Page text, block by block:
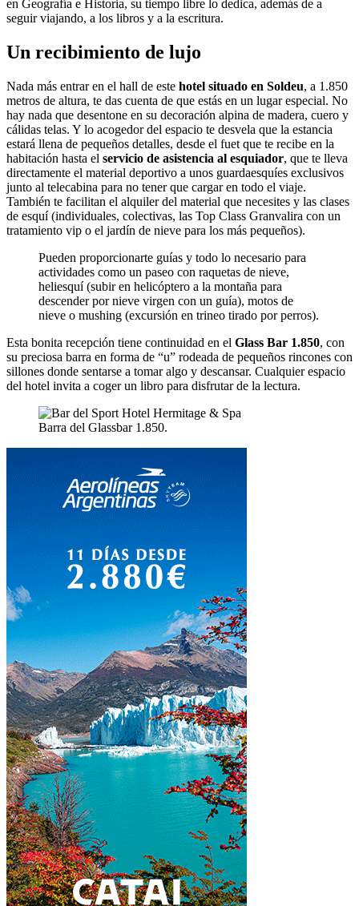
en Geografía e Historia, su tiempo libre lo dedica, además de a
seguir viajando, a los libros y a la escritura.
Un recibimiento de lujo
Nada más entrar en el hall de este hotel situado en Soldeu, a 1.850
metros de altura, te das cuenta de que estás en un lugar especial. No
hay nada que desentone en su decoración alpina de madera, cuero y
cálidas telas. Y lo acogedor del espacio te desvela que la estancia
estará llena de pequeños detalles, desde el fuet que te recibe en la
habitación hasta el servicio de asistencia al esquiador, que te lleva
directamente el material deportivo a unos guardaesquíes exclusivos
junto al telecabina para no tener que cargar en todo el viaje.
También te facilitan el alquiler del material que necesites y las clases
de esquí (individuales, colectivas, las Top Class Granvalira con un
tratamiento vip o el jardín de nieve para los más pequeños).
Pueden proporcionarte guías y todo lo necesario para
actividades como un paseo con raquetas de nieve,
heliesquí (subir en helicóptero a la montaña para
descender por nieve virgen con un guía), motos de
nieve o mushing (excursión en trineo tirado por perros).
Esta bonita recepción tiene continuidad en el Glass Bar 1.850, con
su preciosa barra en forma de “u” rodeada de pequeños rincones con
sillones donde sentarse a tomar algo y descansar. Cualquier espacio
del hotel invita a coger un libro para disfrutar de la lectura.
Barra del Glassbar 1.850.